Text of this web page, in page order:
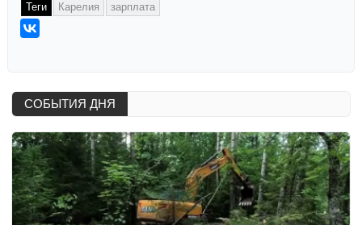
Теги Карелия зарплата
СОБЫТИЯ ДНЯ